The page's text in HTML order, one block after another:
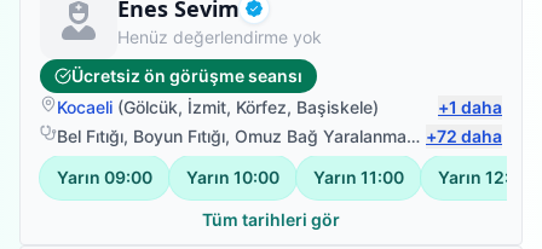
Enes Sevim Doğrulanmış
Fizyoterapist
Henüz değerlendirme yok
Ücretsiz ön görüşme seansı
Kocaeli (Gölcük, İzmit, Körfez, Başiskele) +1 daha
Bel Fıtığı, Boyun Fıtığı, Omuz Bağ Yaralanması ,Protez
+72 daha
Yarın 09:00 Yarın 10:00 Yarın 11:00 Yarın 12:00
Tüm tarihleri gör